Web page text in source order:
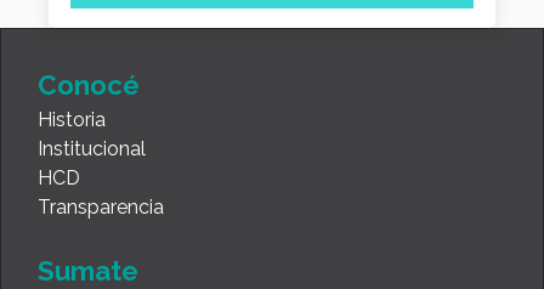
Conocé
Historia
Institucional
HCD
Transparencia
Sumate